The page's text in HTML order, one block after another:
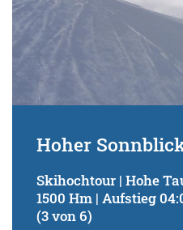
Hoher
Skihochtour | Hohe
1500 Hm | Aufstieg
(3 von 6)